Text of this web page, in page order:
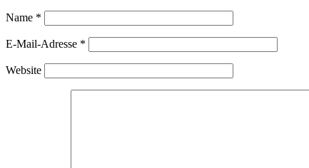
Name *
E-Mail-Adresse *
Website